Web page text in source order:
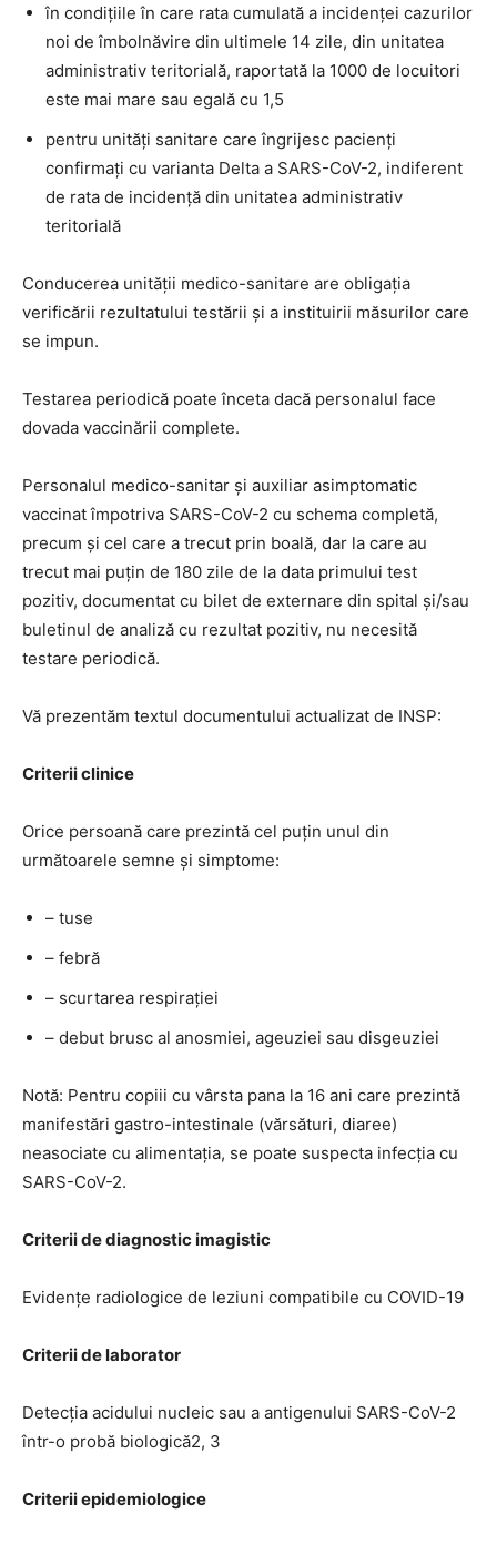
în condițiile în care rata cumulată a incidenței cazurilor
noi de îmbolnăvire din ultimele 14 zile, din unitatea
administrativ teritorială, raportată la 1000 de locuitori
este mai mare sau egală cu 1,5
pentru unități sanitare care îngrijesc pacienți
confirmați cu varianta Delta a SARS-CoV-2, indiferent
de rata de incidență din unitatea administrativ
teritorială
Conducerea unității medico-sanitare are obligația
verificării rezultatului testării și a instituirii măsurilor care
se impun.
Testarea periodică poate înceta dacă personalul face
dovada vaccinării complete.
Personalul medico-sanitar și auxiliar asimptomatic
vaccinat împotriva SARS-CoV-2 cu schema completă,
precum și cel care a trecut prin boală, dar la care au
trecut mai puțin de 180 zile de la data primului test
pozitiv, documentat cu bilet de externare din spital și/sau
buletinul de analiză cu rezultat pozitiv, nu necesită
testare periodică.
Vă prezentăm textul documentului actualizat de INSP:
Criterii clinice
Orice persoană care prezintă cel puțin unul din
următoarele semne și simptome:
– tuse
– febră
– scurtarea respirației
– debut brusc al anosmiei, ageuziei sau disgeuziei
Notă: Pentru copiii cu vârsta pana la 16 ani care prezintă
manifestări gastro-intestinale (vărsături, diaree)
neasociate cu alimentația, se poate suspecta infecția cu
SARS-CoV-2.
Criterii de diagnostic imagistic
Evidențe radiologice de leziuni compatibile cu COVID-19
Criterii de laborator
Detecția acidului nucleic sau a antigenului SARS-CoV-2
într-o probă biologică2, 3
Criterii epidemiologice